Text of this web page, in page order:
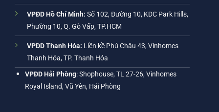
VPĐD Hồ Chí Minh: Số 102, Đường 10, KDC Park Hills,
Phường 10, Q. Gò Vấp, TP.HCM
VPĐD Thanh Hóa: Liền kề Phú Châu 43, Vinhomes
Thanh Hóa, TP. Thanh Hóa
VPĐD Hải Phòng: Shophouse, TL 27-26, Vinhomes
Royal Island, Vũ Yên, Hải Phòng